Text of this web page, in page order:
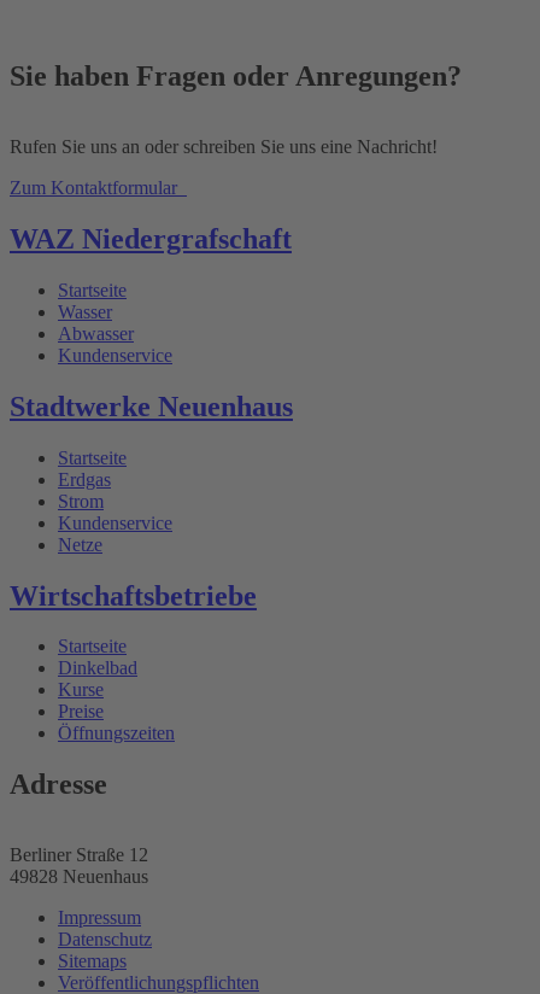
Sie haben Fragen oder Anregungen?
Rufen Sie uns an oder schreiben Sie uns eine Nachricht!
Zum Kontaktformular
WAZ Niedergrafschaft
Startseite
Wasser
Abwasser
Kundenservice
Stadtwerke Neuenhaus
Startseite
Erdgas
Strom
Kundenservice
Netze
Wirtschaftsbetriebe
Startseite
Dinkelbad
Kurse
Preise
Öffnungszeiten
Adresse
Berliner Straße 12
49828 Neuenhaus
Impressum
Datenschutz
Sitemaps
Veröffentlichungspflichten